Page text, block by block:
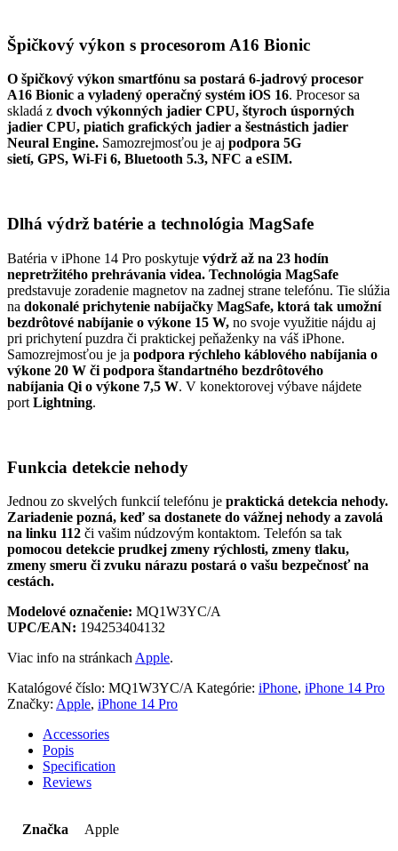
Špičkový výkon s procesorom A16 Bionic
O špičkový výkon smartfónu sa postará 6-jadrový procesor
A16 Bionic a vyladený operačný systém iOS 16. Procesor sa
skladá z dvoch výkonných jadier CPU, štyroch úsporných
jadier CPU, piatich grafických jadier a šestnástich jadier
Neural Engine. Samozrejmosťou je aj podpora 5G
sietí, GPS, Wi-Fi 6, Bluetooth 5.3, NFC a eSIM.
Dlhá výdrž batérie a technológia MagSafe
Batéria v iPhone 14 Pro poskytuje výdrž až na 23 hodín
nepretržitého prehrávania videa. Technológia MagSafe
predstavuje zoradenie magnetov na zadnej strane telefónu. Tie slúžia
na dokonalé prichytenie nabíjačky MagSafe, ktorá tak umožní
bezdrôtové nabíjanie o výkone 15 W, no svoje využitie nájdu aj
pri prichytení puzdra či praktickej peňaženky na váš iPhone.
Samozrejmosťou je ja podpora rýchleho káblového nabíjania o
výkone 20 W či podpora štandartného bezdrôtového
nabíjania Qi o výkone 7,5 W. V konektorovej výbave nájdete
port Lightning.
Funkcia detekcie nehody
Jednou zo skvelých funkcií telefónu je praktická detekcia nehody.
Zariadenie pozná, keď sa dostanete do vážnej nehody a zavolá
na linku 112 či vašim núdzovým kontaktom. Telefón sa tak
pomocou detekcie prudkej zmeny rýchlosti, zmeny tlaku,
zmeny smeru či zvuku nárazu postará o vašu bezpečnosť na
cestách.
Modelové označenie: MQ1W3YC/A
UPC/EAN: 194253404132
Viac info na stránkach Apple.
Katalógové číslo: MQ1W3YC/A Kategórie: iPhone, iPhone 14 Pro
Značky: Apple, iPhone 14 Pro
Accessories
Popis
Specification
Reviews
Značka Apple